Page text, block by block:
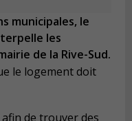
municipales, le
les
de la Rive-Sud.
le logement doit
de trouver des